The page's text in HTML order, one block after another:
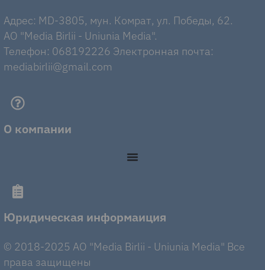
Адрес: MD-3805, мун. Комрат, ул. Победы, 62.
AO "Media Birlii - Uniunia Media".
Телефон: 068192226 Электронная почта:
mediabirlii@gmail.com
О компании
Юридическая информаиция
© 2018-2025 AO "Media Birlii - Uniunia Media" Все
права защищены